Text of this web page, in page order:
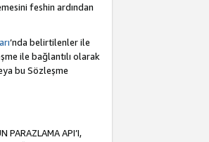
feshin ardından
’nda belirtilenler ile
ile bağlantılı olarak
bu Sözleşme
PARAZLAMA API’I,